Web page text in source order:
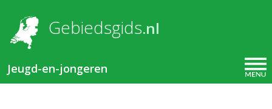
Gebiedsgids.nl
Jeugd-en-jongeren